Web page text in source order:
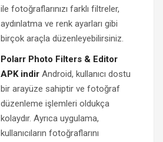
ile fotoğraflarınızı farklı filtreler,
aydınlatma ve renk ayarları gibi
birçok araçla düzenleyebilirsiniz.
Polarr Photo Filters & Editor
APK indirAndroid, kullanıcı dostu
bir arayüze sahiptir ve fotoğraf
düzenleme işlemleri oldukça
kolaydır. Ayrıca uygulama,
kullanıcıların fotoğraflarını